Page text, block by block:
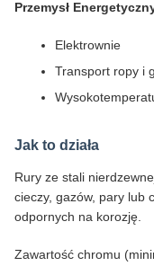
Przemysł
Elektrownie
Transport ropy i
Jak to działa
Rury ze stali
cieczy, gazów, pary lub
odpornych na korozję.
Zawartość chromu